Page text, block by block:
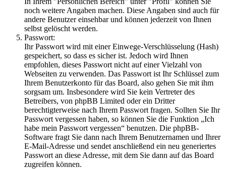
noch weitere Angaben machen. Diese Angaben sind auch für
andere Benutzer einsehbar und können jederzeit von Ihnen
selbst gelöscht werden.
Passwort:
Ihr Passwort wird mit einer Einwege-Verschlüsselung (Hash)
gespeichert, so dass es sicher ist. Jedoch wird Ihnen
empfohlen, dieses Passwort nicht auf einer Vielzahl von
Webseiten zu verwenden. Das Passwort ist Ihr Schlüssel zum
Ihrem Benutzerkonto für das Board, also gehen Sie mit ihm
sorgsam um. Insbesondere wird Sie kein Vertreter des
Betreibers, von phpBB Limited oder ein Dritter
berechtigterweise nach Ihrem Passwort fragen. Sollten Sie Ihr
Passwort vergessen haben, so können Sie die Funktion „Ich
habe mein Passwort vergessen“ benutzen. Die phpBB-
Software fragt Sie dann nach Ihrem Benutzernamen und Ihrer
E-Mail-Adresse und sendet anschließend ein neu generiertes
Passwort an diese Adresse, mit dem Sie dann auf das Board
zugreifen können.